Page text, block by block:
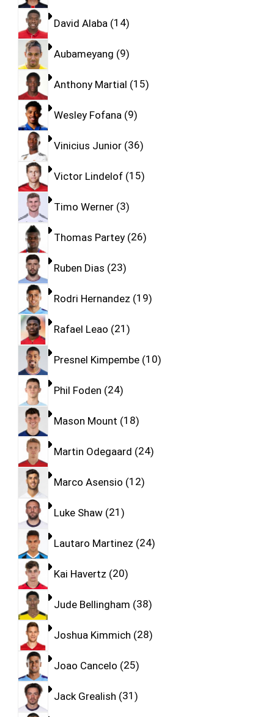
David Alaba 14
Aubameyang 9
Anthony Martial 15
Wesley Fofana 9
Vinicius Junior 36
Victor Lindelof 15
Timo Werner 3
Thomas Partey 26
Ruben Dias 23
Rodri Hernandez 19
Rafael Leao 21
Presnel Kimpembe 10
Phil Foden 24
Mason Mount 18
Martin Odegaard 24
Marco Asensio 12
Luke Shaw 21
Lautaro Martinez 24
Kai Havertz 20
Jude Bellingham 38
Joshua Kimmich 28
Joao Cancelo 25
Jack Grealish 31